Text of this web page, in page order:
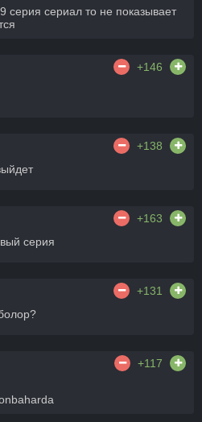
серия сериал то не показывает
+146
+138
+163
серия
+131
+117